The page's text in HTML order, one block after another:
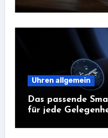
Uhren allgemein
Das passende
für jede